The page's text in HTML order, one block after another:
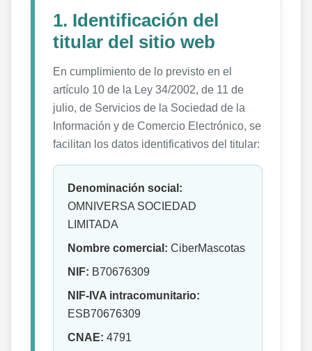
1. Identificación del
titular del sitio web
En cumplimiento de lo previsto en el
artículo 10 de la Ley 34/2002, de 11 de
julio, de Servicios de la Sociedad de la
Información y de Comercio Electrónico, se
facilitan los datos identificativos del titular:
Denominación social:
OMNIVERSA SOCIEDAD
LIMITADA
Nombre comercial: CiberMascotas
NIF: B70676309
NIF-IVA intracomunitario:
ESB70676309
CNAE: 4791